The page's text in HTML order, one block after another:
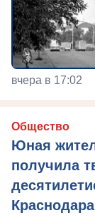
вчера в 17:02
Общество
Юная
получила
Краснодара